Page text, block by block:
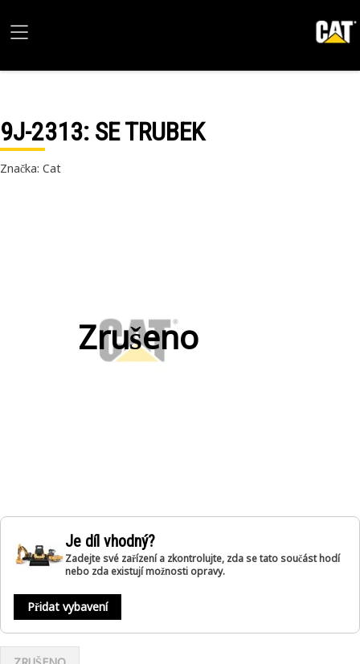
9J-2313: SE TRUBEK
Značka: Cat
Zrušeno
Je díl vhodný?
Zadejte své zařízení a zkontrolujte, zda se tato součást hodí
nebo zda existují možnosti opravy.
Přidat vybavení